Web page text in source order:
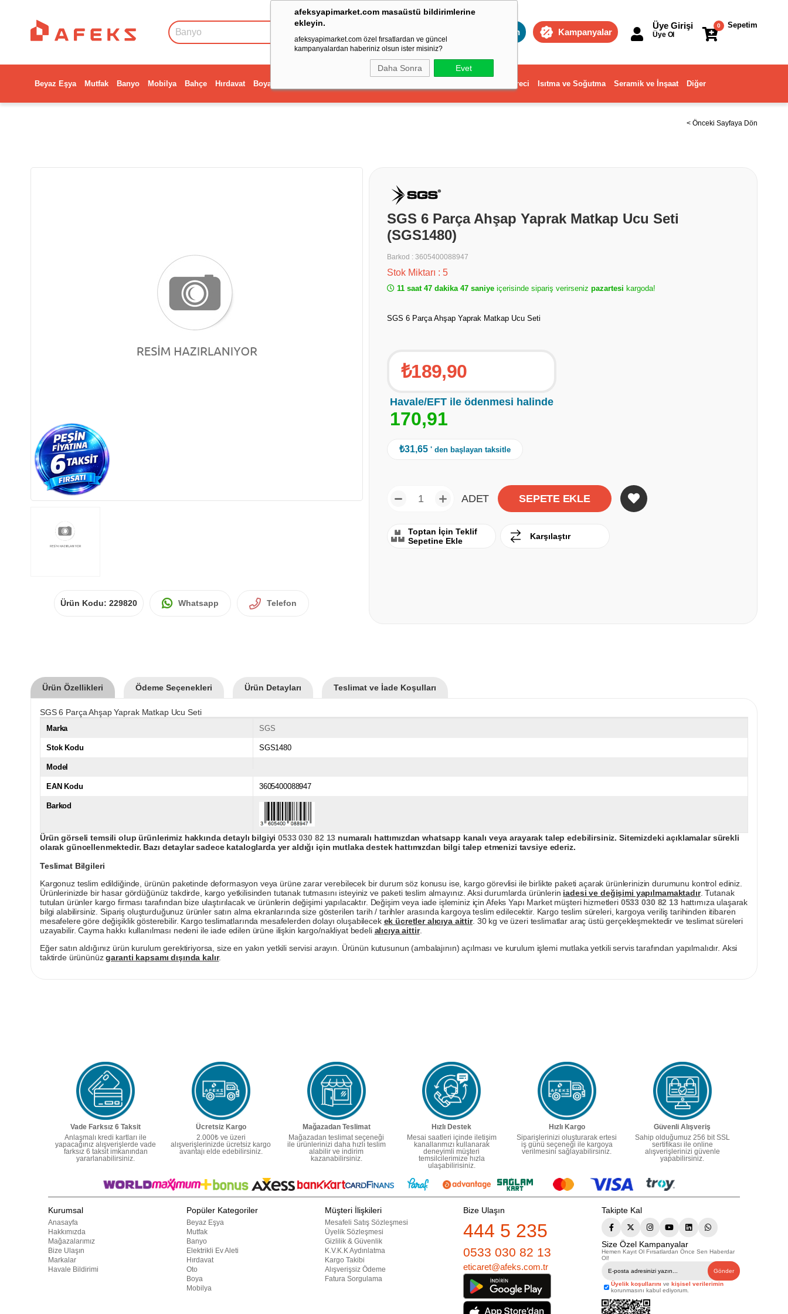
afeksyapimarket.com masaüstü bildirimlerine
ekleyin.
afeksyapimarket.com özel fırsatlardan ve güncel
kampanyalardan haberiniz olsun ister misiniz?
Daha Sonra Evet
Toptan Kampanyalar
Sepetim
0
Üye Girişi
Üye Ol
Beyaz Eşya Mutfak Banyo Mobilya Bahçe Hırdavat Boya Dekorasyon ve Ev Gereci Isıtma ve Soğutma Seramik ve İnşaat Diğer
< Önceki Sayfaya Dön
Ürün Kodu: 229820 Whatsapp Telefon
SGS 6 Parça Ahşap Yaprak Matkap Ucu Seti
(SGS1480)
Barkod : 3605400088947
Stok Miktarı : 5
11 saat 47 dakika 46 saniye içerisinde sipariş verirseniz pazartesi kargoda!
SGS 6 Parça Ahşap Yaprak Matkap Ucu Seti
₺189,90
Havale/EFT ile ödenmesi halinde
170,91
₺31,65 ' den başlayan taksitle
ADET
Toptan İçin Teklif
Sepetine Ekle
Karşılaştır
Ürün Özellikleri Ödeme Seçenekleri Ürün Detayları Teslimat ve İade Koşulları
SGS 6 Parça Ahşap Yaprak Matkap Ucu Seti
Marka SGS
Stok Kodu SGS1480
Model
EAN Kodu 3605400088947
Barkod
Ürün görseli temsili olup ürünlerimiz hakkında detaylı bilgiyi0533 030 82 13 numaralı hattımızdan whatsapp kanalı veya arayarak talep edebilirsiniz. Sitemizdeki açıklamalar sürekli
olarak güncellenmektedir. Bazı detaylar sadece kataloglarda yer aldığı için mutlaka destek hattımızdan bilgi talep etmenizi tavsiye ederiz.
Teslimat Bilgileri
Kargonuz teslim edildiğinde, ürünün paketinde deformasyon veya ürüne zarar verebilecek bir durum söz konusu ise, kargo görevlisi ile birlikte paketi açarak ürünlerinizin durumunu kontrol ediniz.
Ürünlerinizde bir hasar gördüğünüz takdirde, kargo yetkilisinden tutanak tutmasını isteyiniz ve paketi teslim almayınız. Aksi durumlarda ürünlerin iadesi ve değişimi yapılmamaktadır. Tutanak
tutulan ürünler kargo firması tarafından bize ulaştırılacak ve ürünlerin değişimi yapılacaktır. Değişim veya iade işleminiz için Afeks Yapı Market müşteri hizmetleri 0533 030 82 13hattımıza ulaşarak
bilgi alabilirsiniz. Sipariş oluşturduğunuz ürünler satın alma ekranlarında size gösterilen tarih / tarihler arasında kargoya teslim edilecektir. Kargo teslim süreleri, kargoya veriliş tarihinden itibaren
mesafelere göre değişiklik gösterebilir. Kargo teslimatlarında mesafelerden dolayı oluşabilecek ek ücretler alıcıya aittir. 30 kg ve üzeri teslimatlar araç üstü gerçekleşmektedir ve teslimat süreleri
uzayabilir. Cayma hakkı kullanılması nedeni ile iade edilen ürüne ilişkin kargo/nakliyat bedeli alıcıya aittir.
Eğer satın aldığınız ürün kurulum gerektiriyorsa, size en yakın yetkili servisi arayın. Ürünün kutusunun (ambalajının) açılması ve kurulum işlemi mutlaka yetkili servis tarafından yapılmalıdır. Aksi
taktirde ürününüzgaranti kapsamı dışında kalır.
Vade Farksız 6 Taksit
Anlaşmalı kredi kartları ile
yapacağınız alışverişlerde vade
farksız 6 taksit imkanından
yararlanabilirsiniz.
Ücretsiz Kargo
2.000₺ ve üzeri
alışverişlerinizde ücretsiz kargo
avantajı elde edebilirsiniz.
Mağazadan Teslimat
Mağazadan teslimat seçeneği
ile ürünlerinizi daha hızlı teslim
alabilir ve indirim
kazanabilirsiniz.
Hızlı Destek
Mesai saatleri içinde iletişim
kanallarımızı kullanarak
deneyimli müşteri
temsilcilerimize hızla
ulaşabilirisiniz.
Hızlı Kargo
Siparişlerinizi oluşturarak ertesi
iş günü seçeneği ile kargoya
verilmesini sağlayabilirsiniz.
Güvenli Alışveriş
Sahip olduğumuz 256 bit SSL
sertifikası ile online
alışverişlerinizi güvenle
yapabilirsiniz.
Kurumsal
Anasayfa
Hakkımızda
Mağazalarımız
Bize Ulaşın
Markalar
Havale Bildirimi
Popüler Kategoriler
Beyaz Eşya
Mutfak
Banyo
Elektrikli Ev Aleti
Hırdavat
Oto
Boya
Mobilya
Müşteri İlişkileri
Mesafeli Satış Sözleşmesi
Üyelik Sözleşmesi
Gizlilik & Güvenlik
K.V.K.K Aydınlatma
Kargo Takibi
Alışverişsiz Ödeme
Fatura Sorgulama
Bize Ulaşın
444 5 235
0533 030 82 13
eticaret@afeks.com.tr
Takipte Kal
Size Özel Kampanyalar
Hemen Kayıt Ol Fırsatlardan Önce Sen Haberdar
Ol!
Gönder
Üyelik koşullarını ve kişisel verilerimin
korunmasını kabul ediyorum.